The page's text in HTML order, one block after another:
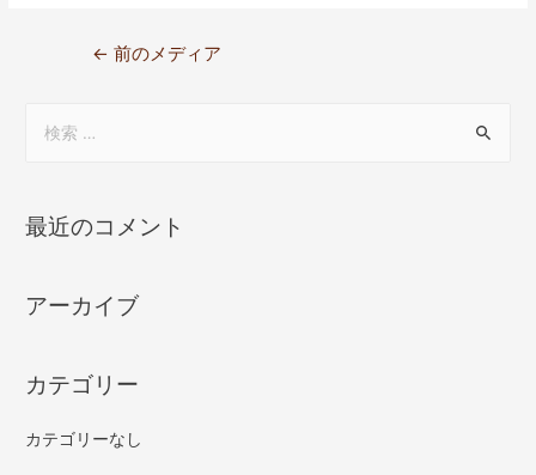
← 前のメディア
最近のコメント
アーカイブ
カテゴリー
カテゴリーなし